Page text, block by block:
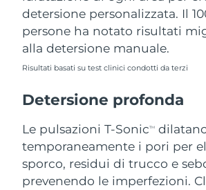
detersione personalizzata. Il
persone ha notato risultati
alla detersione manuale.
Risultati basati su test clinici condotti da terzi
Detersione profonda
Le pulsazioni T-SonicTM
temporaneamente i pori per
sporco, residui di trucco e
prevenendo le imperfezioni.
Filippine Consegna
Polonia Consegna
Qatar Consegna
Riunione Consegna